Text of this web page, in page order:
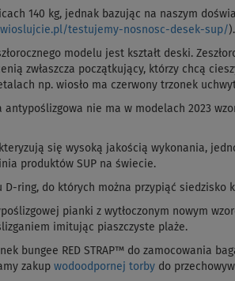
140 kg, jednak bazując na naszym
testujemy-nosnosc-desek-sup/).
modelu jest kształt deski.
zwłaszcza początkujący, którzy chcą
np. wiosło ma czerwony trzonek
antypoślizgowa nie ma w modelach 2023
się wysoką jakością wykonania,
produktów SUP na świecie.
ring, do których można przypiąć
pianki z wytłoczonym nowym
imitując piaszczyste plaże.
bungee RED STRAP™ do zamocowania
zakup wodoodpornej torby do